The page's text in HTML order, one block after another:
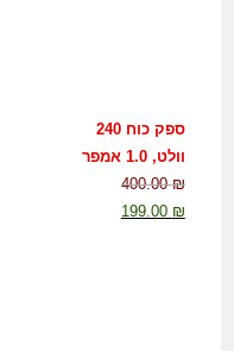
ספק כוח 240
וולט, 1.0 אמפר
400.00₪
199.00 ₪